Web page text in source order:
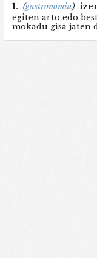
1. (gastronomia)
egiten arto edo
mokadu gisa jaten